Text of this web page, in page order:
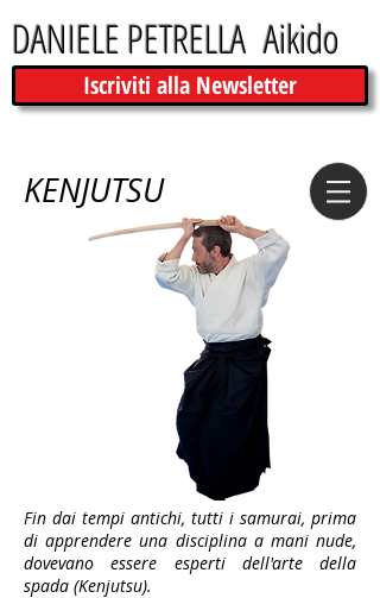
DANIELE PETRELLA Aikido
Iscriviti alla Newsletter
KENJUTSU
Fin dai tempi antichi, tutti i samurai, prima
di apprendere una disciplina a mani nude,
dovevano essere esperti dell'arte della
spada (Kenjutsu).